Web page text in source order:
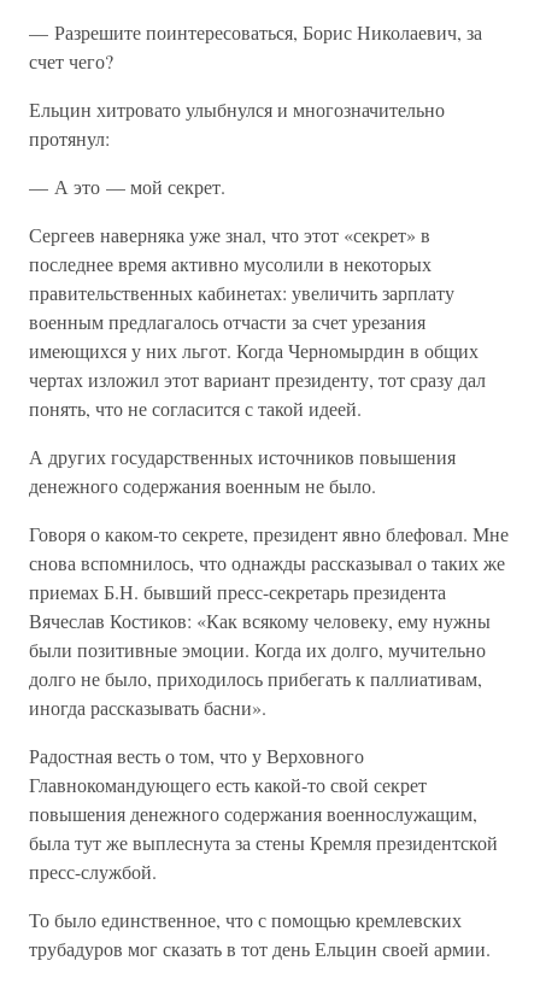
— Разрешите поинтересоваться, Борис Николаевич, за
счет чего?
Ельцин хитровато улыбнулся и многозначительно
протянул:
— А это — мой секрет.
Сергеев наверняка уже знал, что этот «секрет» в
последнее время активно мусолили в некоторых
правительственных кабинетах: увеличить зарплату
военным предлагалось отчасти за счет урезания
имеющихся у них льгот. Когда Черномырдин в общих
чертах изложил этот вариант президенту, тот сразу дал
понять, что не согласится с такой идеей.
А других государственных источников повышения
денежного содержания военным не было.
Говоря о каком-то секрете, президент явно блефовал. Мне
снова вспомнилось, что однажды рассказывал о таких же
приемах Б.Н. бывший пресс-секретарь президента
Вячеслав Костиков: «Как всякому человеку, ему нужны
были позитивные эмоции. Когда их долго, мучительно
долго не было, приходилось прибегать к паллиативам,
иногда рассказывать басни».
Радостная весть о том, что у Верховного
Главнокомандующего есть какой-то свой секрет
повышения денежного содержания военнослужащим,
была тут же выплеснута за стены Кремля президентской
пресс-службой.
То было единственное, что с помощью кремлевских
трубадуров мог сказать в тот день Ельцин своей армии.